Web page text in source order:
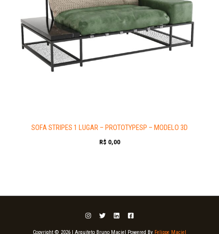
SOFA STRIPES 1 LUGAR – PROTOTYPESP – MODELO 3D
R$ 0,00
Copyright © 2026 | Arquiteto Bruno Maciel Powered By Felippe Maciel